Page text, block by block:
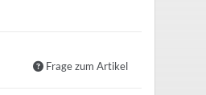
Frage zum Artikel